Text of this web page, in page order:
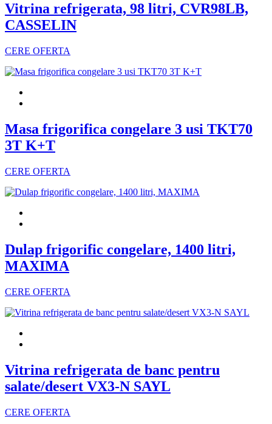
Vitrina refrigerata, 98 litri, CVR98LB,
CASSELIN
CERE OFERTA
Masa frigorifica congelare 3 usi TKT70
3T K+T
CERE OFERTA
Dulap frigorific congelare, 1400 litri,
MAXIMA
CERE OFERTA
Vitrina refrigerata de banc pentru
salate/desert VX3-N SAYL
CERE OFERTA